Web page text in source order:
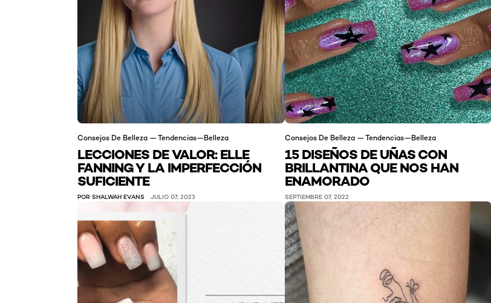
Consejos De Belleza — Tendencias—Belleza
LECCIONES DE VALOR: ELLE
FANNING Y LA IMPERFECCIÓN
SUFICIENTE
POR SHALWAH EVANS JULIO 07, 2023
Consejos De Belleza — Tendencias—Belleza
15 DISEÑOS DE UÑAS CON
BRILLANTINA QUE NOS HAN
ENAMORADO
SEPTIEMBRE 07, 2022